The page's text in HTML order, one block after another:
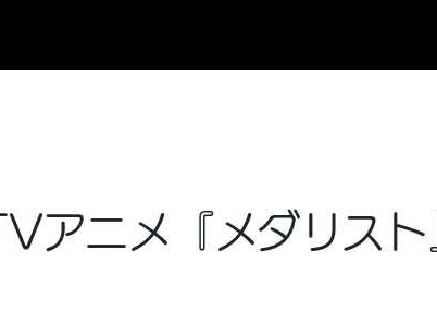
アニメ『メダリスト